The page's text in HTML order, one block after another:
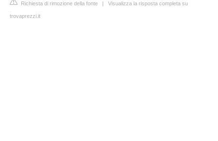
Richiesta di rimozione della fonte | Visualizza la risposta completa su
trovaprezzi.it